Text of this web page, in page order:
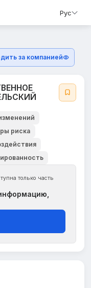
Рус
за компанией
риска
только часть